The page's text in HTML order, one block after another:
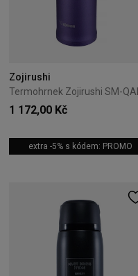
Zojirushi
1 172,00 Kč
extra -5% s kódem: PROMO